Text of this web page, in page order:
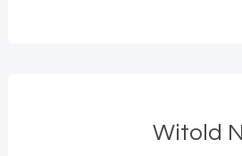
Witold